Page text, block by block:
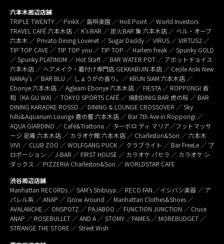
六本木周辺店舗
TRIPLE TWENTY ／ PinkX／ 島唄楽園 ／ Holl Point ／ World Investors
TRAVEL CAFÉ 六本木店 ／ K’s BAR ／ 炭火BAR 集 六本木店 ／ ベル・オーブ
六本木 ／ Privato Dining Lovenet ／ Sugar Daddy ／ VIRUS ／ VIRTUS2 ／
TIP TOP CAVE ／ TIP TOP you ／ TIP TOP ／ Harlem freak ／ Spunky GOLD
／ Spunky PLATINUM ／ Hot Staff ／ BAR WATER POT ／ アボットチョイス
六本木店 ／ ヘアメイク・着付け専門店 GEKKABIJIN 本店 ／ Cecile Aoki New
NANAy’s ／ BAR BLU ／ しょうがの香り。／ KRUN SIAM 六本木店 ／
Ebonye 六本木店 ／ Agleam Ebonye 六本木店 ／ FIESTA ／ ROPPONGI 香
和（KA GU WA) ／ TOKYO SPORTS CAFÉ ／ 焼酎DINIG BAR 虎の桜 ／ BAR
DINING KARAOKE ROSSO ／ DINING & LOUNGE CROSSOVER ／ Sky
hills&Aquarium Lounge 蒼の響 六本木店 ／ Bar 7th Ave.in Roppongi ／
AQUA GIARDINO ／ Café&Trattoria ／ ターボロ ディ マリア／フットマッサ
ージ 足庵 六本木店 ／ カラオケ館 六本木店 ／ Charleston&Son ／ 六本木
VIVI ／ CLUB ZOO ／ WOLFGANG PUCK ／ クラブライト ／ Bar FreeLe ／ プ
ロポーション ／ J-BAR ／ FIRST HOUSE ／ カラオケ パセラ ／ カラオケ シ
ダックス ／ PIZZERIA Charleston&Son ／ WORLDSTAR CAFE
渋谷周辺店舗
Manhattan RECORDs ／ SAM’s Shibuya ／ RECO FAN ／イシバシ楽器 ／ ア
パレル系 ／ ANAP ／ Grow Around ／ Manhattan Clothes&Shoes ／
AVALANCHE ／ ONSPOTZ ／ PAJABOO ／ FUNCTION JUNCTION ／ Cruce
ANAP ／ ROSEBULLET ／ AND A ／ STOMY ／FAMES ／ MOREBUDGET ／
STRANGE THE STORE ／ Street Wish